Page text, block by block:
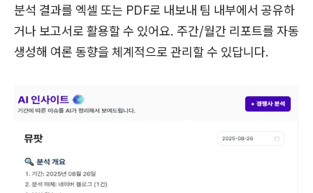
분석 결과를 엑셀 또는 PDF로 내보내 팀 내부에서 공유하
거나 보고서로 활용할 수 있어요. 주간/월간 리포트를 자동
생성해 여론 동향을 체계적으로 관리할 수 있답니다.